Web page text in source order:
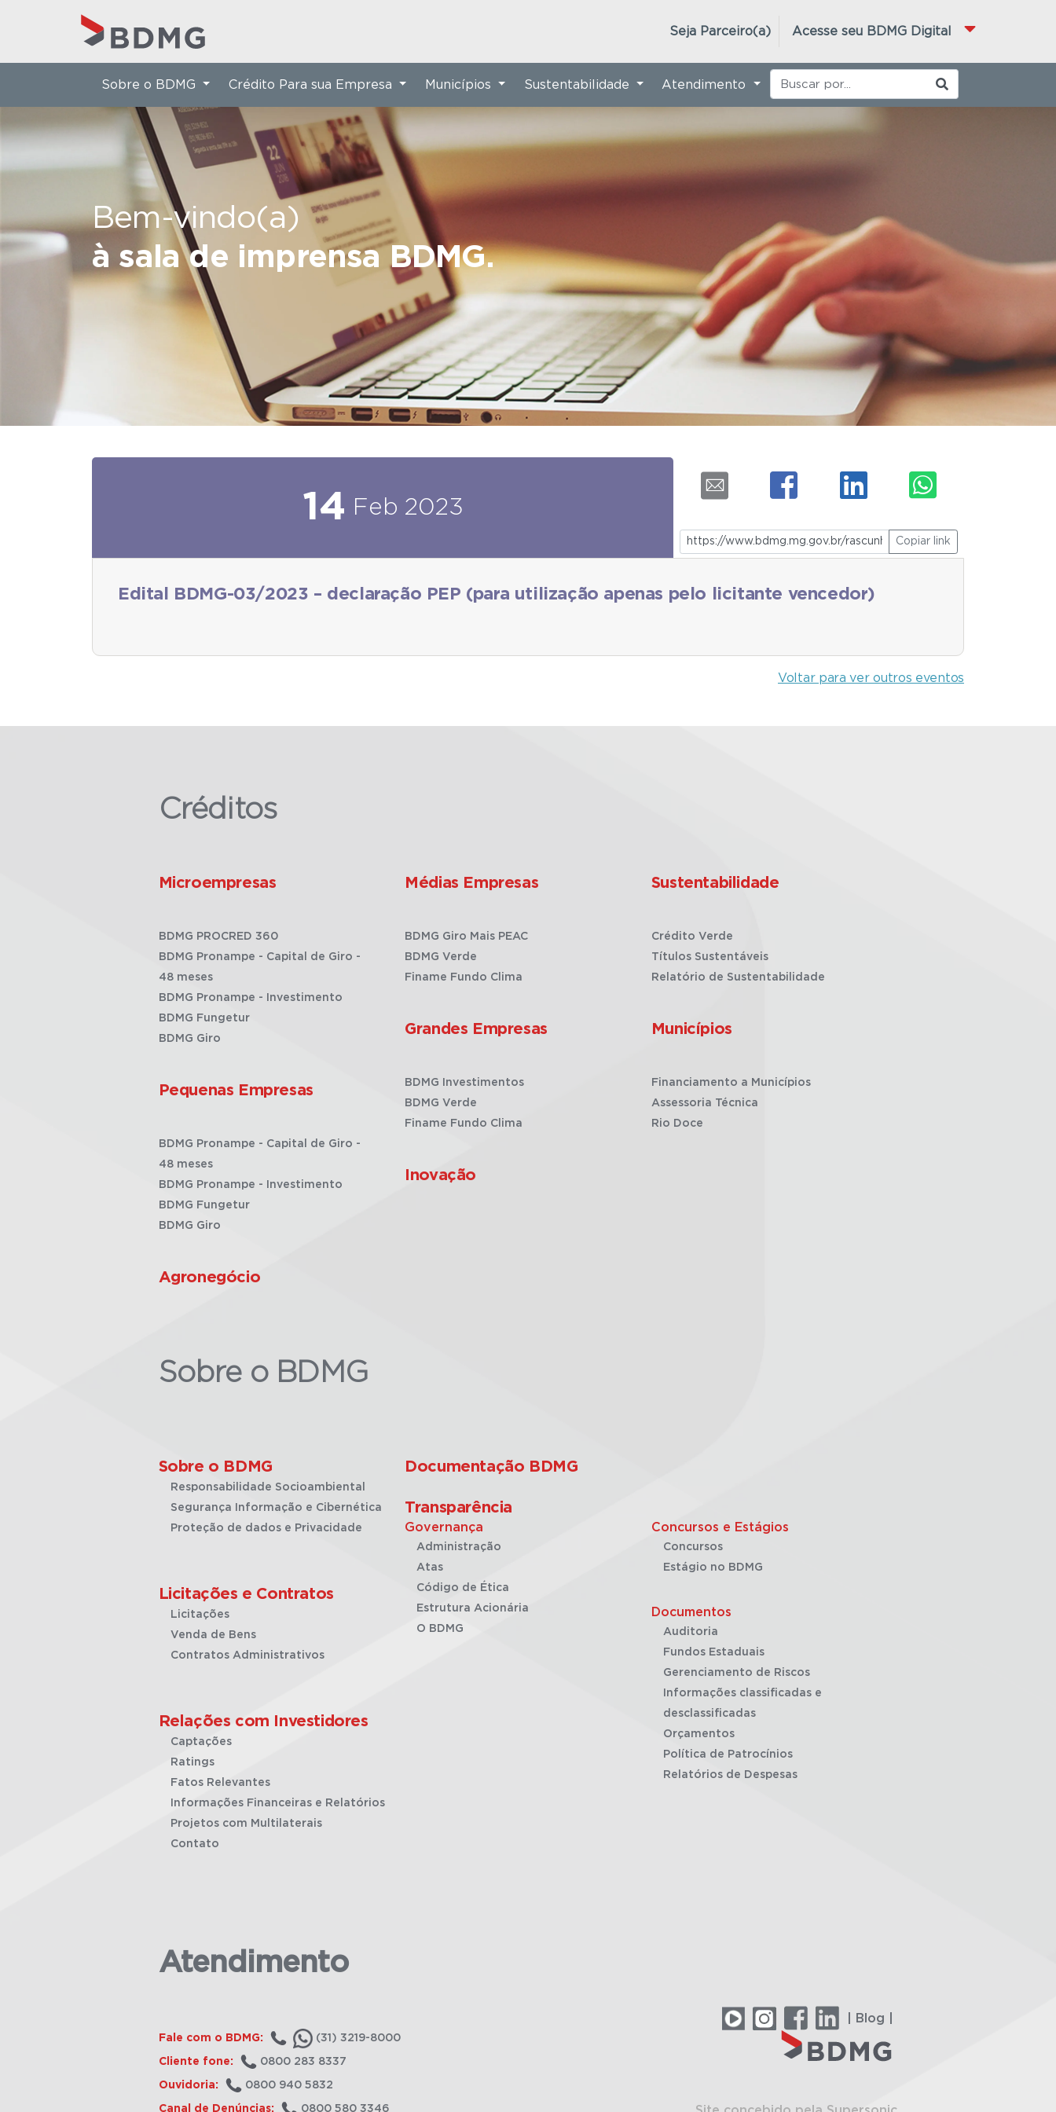
Acesse seu BDMG Digital
Seja Parceiro(a)
Bem-vindo(a)
à sala de imprensa BDMG.
Sobre o BDMG Crédito Para sua Empresa Municípios Sustentabilidade Atendimento
14 Feb 2023
Copiar link
Edital BDMG-03/2023 – declaração PEP (para utilização apenas pelo licitante vencedor)
Voltar para ver outros eventos
Créditos
Microempresas
BDMG PROCRED 360
BDMG Pronampe - Capital de Giro -
48 meses
BDMG Pronampe - Investimento
BDMG Fungetur
BDMG Giro
Pequenas Empresas
BDMG Pronampe - Capital de Giro -
48 meses
BDMG Pronampe - Investimento
BDMG Fungetur
BDMG Giro
Agronegócio
Médias Empresas
BDMG Giro Mais PEAC
BDMG Verde
Finame Fundo Clima
Grandes Empresas
BDMG Investimentos
BDMG Verde
Finame Fundo Clima
Inovação
Sustentabilidade
Crédito Verde
Títulos Sustentáveis
Relatório de Sustentabilidade
Municípios
Financiamento a Municípios
Assessoria Técnica
Rio Doce
Sobre o BDMG
Sobre o BDMG
Responsabilidade Socioambiental
Segurança Informação e Cibernética
Proteção de dados e Privacidade
Licitações e Contratos
Licitações
Venda de Bens
Contratos Administrativos
Relações com Investidores
Captações
Ratings
Fatos Relevantes
Informações Financeiras e Relatórios
Projetos com Multilaterais
Contato
Documentação BDMG
Transparência
Governança
Administração
Atas
Código de Ética
Estrutura Acionária
O BDMG
Concursos e Estágios
Concursos
Estágio no BDMG
Documentos
Auditoria
Fundos Estaduais
Gerenciamento de Riscos
Informações classificadas e
desclassificadas
Orçamentos
Política de Patrocínios
Relatórios de Despesas
Atendimento
Fale com o BDMG: (31) 3219-8000
Cliente fone: 0800 283 8337
Ouvidoria: 0800 940 5832
Canal de Denúncias: 0800 580 3346
| Blog |